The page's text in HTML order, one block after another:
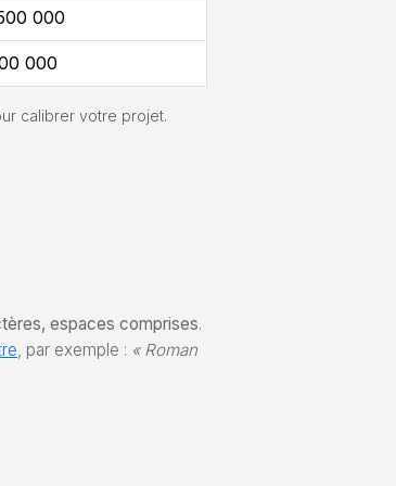
000
000
calibrer votre projet.
espaces comprises.
, par exemple : « Roman